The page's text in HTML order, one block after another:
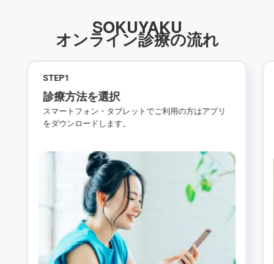
SOKUYAKU
オンライン診療の流れ
STEP1
診療方法を選択
スマートフォン・タブレットでご利用の方はアプリ
をダウンロードします。